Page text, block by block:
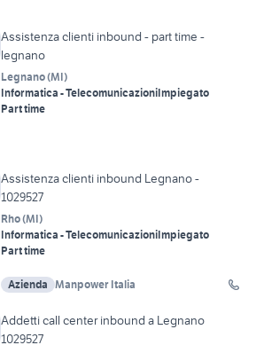
Assistenza clienti inbound - part time -
legnano
Legnano(MI)
Informatica - TelecomunicazioniImpiegato
Part time
Assistenza clienti inbound Legnano -
1029527
Rho(MI)
Informatica - TelecomunicazioniImpiegato
Part time
Azienda Manpower Italia
Addetti call center inbound a Legnano
1029527